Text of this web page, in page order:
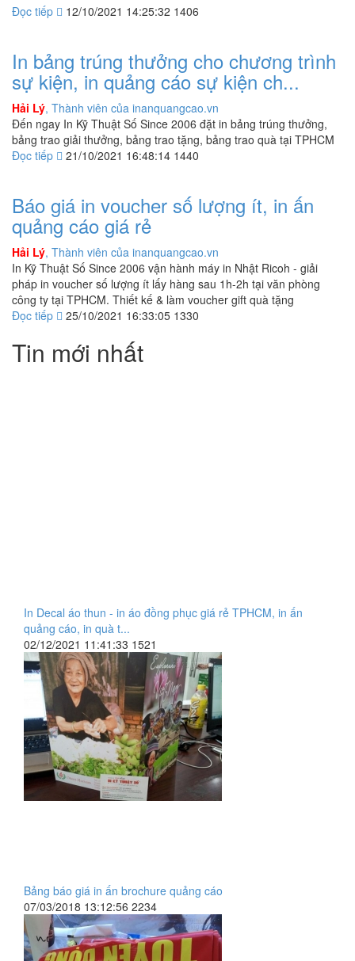
Đọc tiếp
12/10/2021 14:25:32 1406
In bảng trúng thưởng cho chương trình
sự kiện, in quảng cáo sự kiện ch...
Hải Lý, Thành viên của inanquangcao.vn
Đến ngay In Kỹ Thuật Số Since 2006 đặt in bảng trúng thưởng,
bảng trao giải thưởng, bảng trao tặng, bảng trao quà tại TPHCM
Đọc tiếp
21/10/2021 16:48:14 1440
Báo giá in voucher số lượng ít, in ấn
quảng cáo giá rẻ
Hải Lý, Thành viên của inanquangcao.vn
In Kỹ Thuật Số Since 2006 vận hành máy in Nhật Ricoh - giải
pháp in voucher số lượng ít lấy hàng sau 1h-2h tại văn phòng
công ty tại TPHCM. Thiết kế & làm voucher gift quà tặng
Đọc tiếp
25/10/2021 16:33:05 1330
Tin mới nhất
In Decal áo thun - in áo đồng phục giá rẻ TPHCM, in ấn
quảng cáo, in quà t...
02/12/2021 11:41:33 1521
Bảng báo giá in ấn brochure quảng cáo
07/03/2018 13:12:56 2234